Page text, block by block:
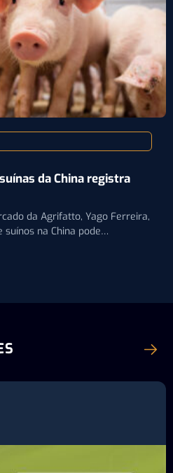
da China registra
da Agrifatto, Yago Ferreira,
na China pode…